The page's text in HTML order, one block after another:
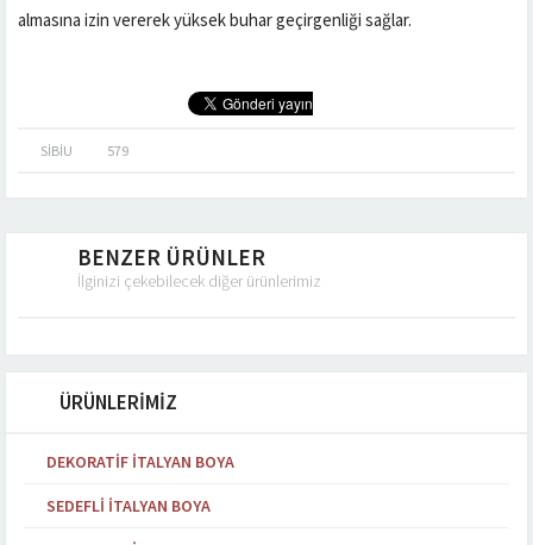
almasına izin vererek yüksek buhar geçirgenliği sağlar.
SIBIU 579
BENZER ÜRÜNLER
İlginizi çekebilecek diğer ürünlerimiz
ÜRÜNLERİMİZ
DEKORATIF İTALYAN BOYA
SEDEFLI İTALYAN BOYA